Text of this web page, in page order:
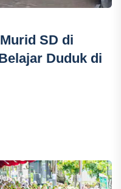
SD di
Duduk di